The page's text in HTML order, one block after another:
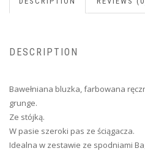
DESCRIPTION
Bawełniana bluzka, farbowana
grunge.
Ze stójką.
W pasie szeroki pas ze ściągacza.
Idealna w zestawie ze spodniami